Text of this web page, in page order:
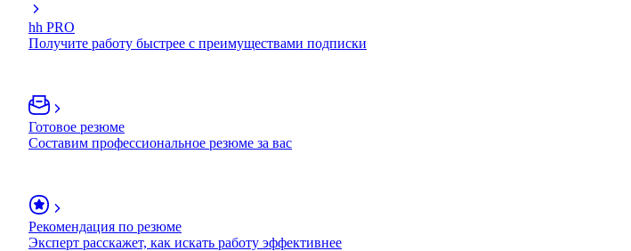
hh PRO
Получите работу быстрее с преимуществами подписки
Готовое резюме
Составим профессиональное резюме за вас
Рекомендация по резюме
Эксперт расскажет, как искать работу эффективнее